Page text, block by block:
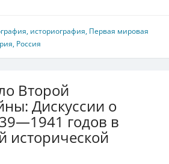
, историография, Первая мировая
, Россия
Второй
Дискуссии о
годов в
исторической